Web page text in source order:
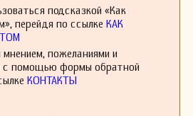
предшественников танго в Буэнос-
значительное влияние на
до сих пор исполняются и ценятся
аргентинского национального
наследия. Он способствовал
подсказкой «Как
перейдя по ссылке КАК
пожеланиями и
с помощью формы обратной
КОНТАКТЫ